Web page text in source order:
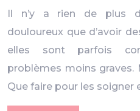
Il n’y a rien de plus
douloureux que d’avoir
elles sont parfois
problèmes moins graves.
Que faire pour les